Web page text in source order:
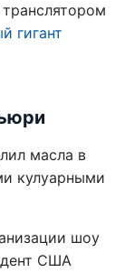
гигант
масла в
кулуарными
шоу
США